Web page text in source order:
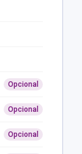
Opcional
Opcional
Opcional